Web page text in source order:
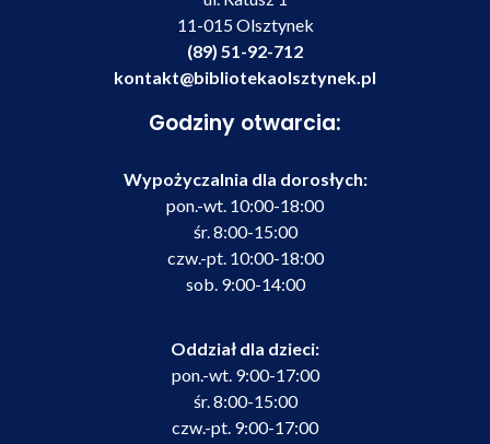
11-015 Olsztynek
(89) 51-92-712
kontakt@bibliotekaolsztynek.pl
Godziny otwarcia:
Wypożyczalnia dla dorosłych:
pon.-wt. 10:00-18:00
śr. 8:00-15:00
czw.-pt. 10:00-18:00
sob. 9:00-14:00
Oddział dla dzieci:
pon.-wt. 9:00-17:00
śr. 8:00-15:00
czw.-pt. 9:00-17:00